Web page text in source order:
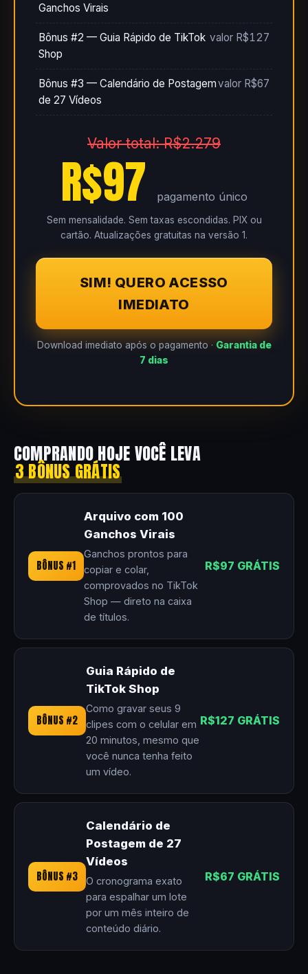
Ganchos Virais
Bônus #2 — Guia Rápido de TikTok
Shop
valor R$127
Bônus #3 — Calendário de Postagem
de 27 Vídeos
valor R$67
Valor total: R$2.279
R$97 pagamento único
Sem mensalidade. Sem taxas escondidas. PIX ou
cartão. Atualizações gratuitas na versão 1.
SIM! QUERO ACESSO
IMEDIATO
Download imediato após o pagamento · Garantia de
7 dias
COMPRANDO HOJE VOCÊ LEVA
3 BÔNUS GRÁTIS
BÔNUS #1
Arquivo com 100
Ganchos Virais
Ganchos prontos para
copiar e colar,
comprovados no TikTok
Shop — direto na caixa
de títulos.
R$97 GRÁTIS
BÔNUS #2
Guia Rápido de
TikTok Shop
Como gravar seus 9
clipes com o celular em
20 minutos, mesmo que
você nunca tenha feito
um vídeo.
R$127 GRÁTIS
BÔNUS #3
Calendário de
Postagem de 27
Vídeos
O cronograma exato
para espalhar um lote
por um mês inteiro de
conteúdo diário.
R$67 GRÁTIS